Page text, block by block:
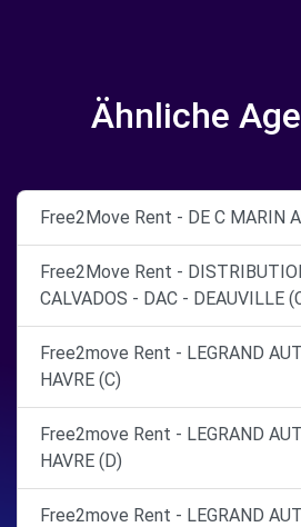
Ähnliche
Free2Move Rent - DE C MARIN
Free2Move Rent -
CALVADOS - DAC - DEAUVILLE
Free2move Rent - LEGRAND
HAVRE (C)
Free2move Rent - LEGRAND
HAVRE (D)
Free2move Rent - LEGRAND